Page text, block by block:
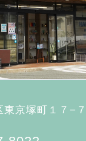
京塚町１７−